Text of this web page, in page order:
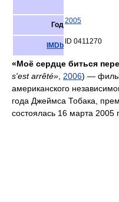
Год2005
IMDb ID 0411270
«Моё сердце биться
s'est arrêté» 2006) —
американского
года Джеймса Тобака,
состоялась 16 марта 2005